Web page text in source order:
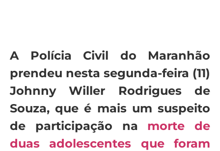
A Polícia Civil do Maranhão
prendeu nesta segunda-feira (11)
Johnny Willer Rodrigues de
Souza, que é mais um suspeito
de participação na morte de
duas adolescentes que foram